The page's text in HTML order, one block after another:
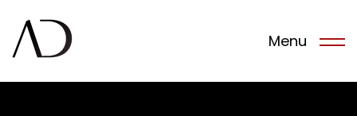
Menu